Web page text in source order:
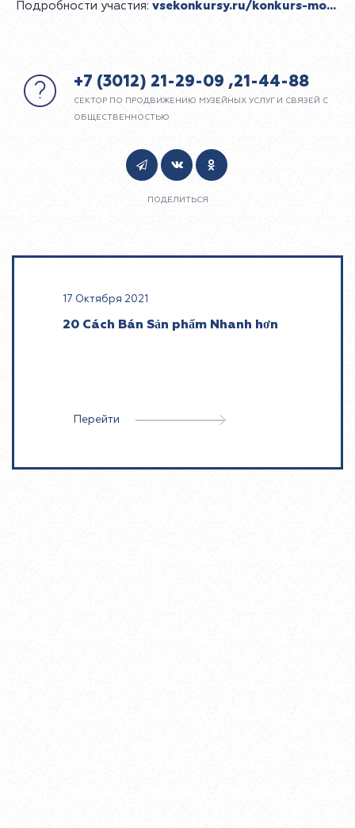
Подробности участия: vsekonkursy.ru/konkurs-mo...
+7 (3012) 21-29-09 ,21-44-88
СЕКТОР ПО ПРОДВИЖЕНИЮ МУЗЕЙНЫХ УСЛУГ И СВЯЗЕЙ С
ОБЩЕСТВЕННОСТЬЮ
ПОДЕЛИТЬСЯ
17 Октября 2021
20 Cách Bán Sản phẩm Nhanh hơn
Перейти